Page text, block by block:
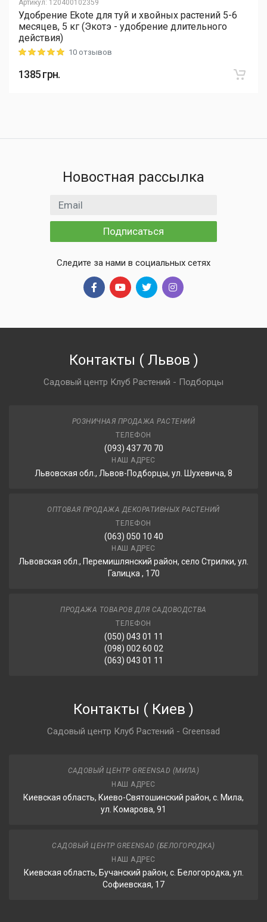
Артикул: 120400102359
Удобрение Ekote для туй и хвойных растений 5-6
месяцев, 5 кг (Экотэ - удобрение длительного
действия)
Rating: 5 out of 510 отзывов
1385грн.
Новостная рассылка
Email адрес
Подписаться
Следите за нами в социальных сетях
Контакты ( Львов )
Садовый центр Клуб Растений - Подборцы
РОЗНИЧНАЯ ПРОДАЖА РАСТЕНИЙ
ТЕЛЕФОН
(093) 437 70 70
НАШ АДРЕС
Львовская обл., Львов-Подборцы, ул. Шухевича, 8
ОПТОВАЯ ПРОДАЖА ДЕКОРАТИВНЫХ РАСТЕНИЙ
ТЕЛЕФОН
(063) 050 10 40
НАШ АДРЕС
Львовская обл., Перемишлянский район, село Стрилки, ул.
Галицка , 170
ПРОДАЖА ТОВАРОВ ДЛЯ САДОВОДСТВА
ТЕЛЕФОН
(050) 043 01 11
(098) 002 60 02
(063) 043 01 11
Контакты ( Киев )
Садовый центр Клуб Растений - Greensad
САДОВЫЙ ЦЕНТР GREENSAD (МИЛА)
НАШ АДРЕС
Киевская область, Киево-Святошинский район, с. Мила,
ул. Комарова, 91
САДОВЫЙ ЦЕНТР GREENSAD (БЕЛОГОРОДКА)
НАШ АДРЕС
Киевская область, Бучанский район, с. Белогородка, ул.
Софиевская, 17